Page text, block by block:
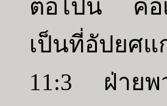
ต่อไปนี้ คือเ
เป็นที่อัปยศแ
11:3 ฝ่ายพ